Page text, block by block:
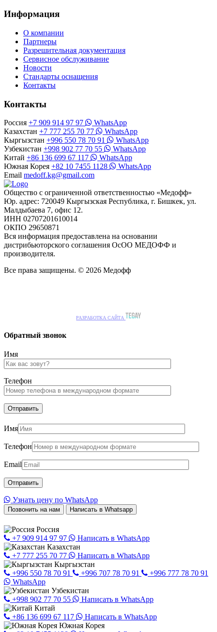
Информация
О компании
Партнеры
Разрешительная документация
Сервисное обслуживание
Новости
Стандарты оснащения
Контакты
Контакты
Россия +7 909 914 97 97
WhatsApp
Казахстан +7 777 255 70 77
WhatsApp
Кыргызстан +996 550 78 70 91
WhatsApp
Узбекистан +998 902 77 70 55
WhatsApp
Китай +86 136 699 67 117
WhatsApp
Южная Корея +82 10 7455 1128
WhatsApp
Email medoff.kg@gmail.com
Общество с ограниченной ответственностью «Медофф»
Юр. адрес: 720049 Кыргызская Республика, г. Бишкек, ул.
Малдыбаева 7, офис 12.
ИНН 02707201610014
ОКПО 29650871
Вся информация предоставлена на основании
дистрибьюторского соглашения ОсОО МЕДОФФ и
производителя.
Все права защищены. © 2026 Медофф
РАЗРАБОТКА САЙТА
Обратный звонок
Имя
Телефон
Имя
Телефон
Email
Узнать цену по WhatsApp
Позвонить на нам Написать в Whatsapp
Россия
+7 909 914 97 97
Написать в WhatsApp
Казахстан
+7 777 255 70 77
Написать в WhatsApp
Кыргызстан
+996 550 78 70 91
+996 707 78 70 91
+996 777 78 70 91
WhatsApp
Узбекистан
+998 902 77 70 55
Написать в WhatsApp
Китай
+86 136 699 67 117
Написать в WhatsApp
Южная Корея